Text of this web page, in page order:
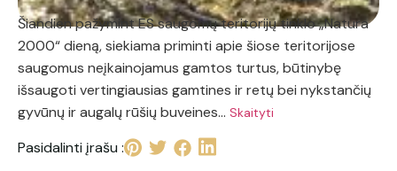
Šiandien pažymint ES saugomų teritorijų tinklo „Natura
2000“ dieną, siekiama priminti apie šiose teritorijose
saugomus neįkainojamus gamtos turtus, būtinybę
išsaugoti vertingiausias gamtines ir retų bei nykstančių
gyvūnų ir augalų rūšių buveines… Skaityti
Pasidalinti įrašu :